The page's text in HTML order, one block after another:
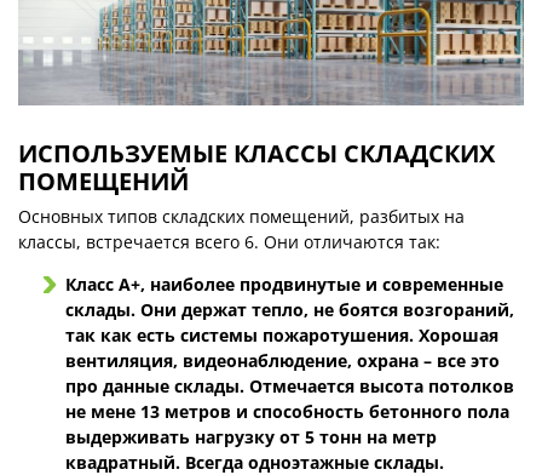
ИСПОЛЬЗУЕМЫЕ КЛАССЫ СКЛАДСКИХ
ПОМЕЩЕНИЙ
Основных типов складских помещений, разбитых на
классы, встречается всего 6. Они отличаются так:
Класс А+, наиболее продвинутые и современные
склады. Они держат тепло, не боятся возгораний,
так как есть системы пожаротушения. Хорошая
вентиляция, видеонаблюдение, охрана – все это
про данные склады. Отмечается высота потолков
не мене 13 метров и способность бетонного пола
выдерживать нагрузку от 5 тонн на метр
квадратный. Всегда одноэтажные склады.